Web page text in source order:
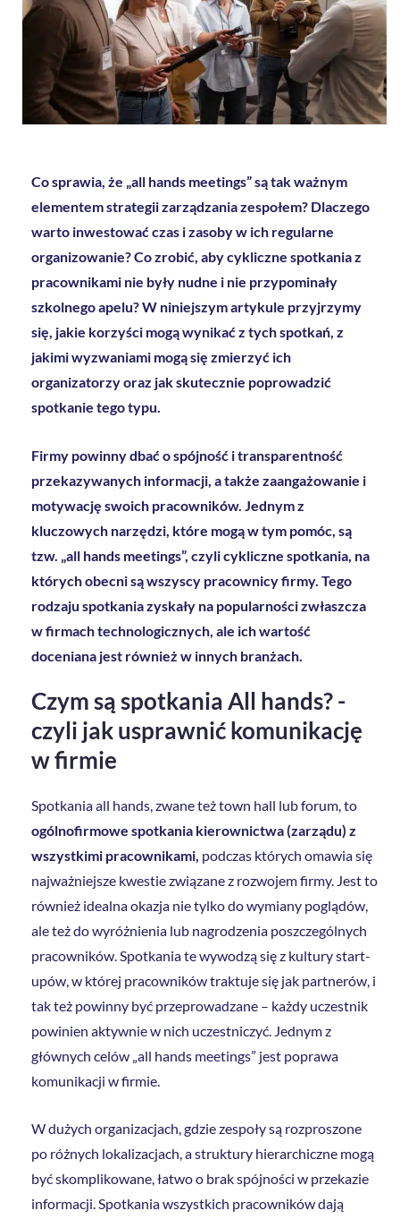
Co sprawia, że „all hands meetings” są tak ważnym
elementem strategii zarządzania zespołem? Dlaczego
warto inwestować czas i zasoby w ich regularne
organizowanie? Co zrobić, aby cykliczne spotkania z
pracownikami nie były nudne i nie przypominały
szkolnego apelu? W niniejszym artykule przyjrzymy
się, jakie korzyści mogą wynikać z tych spotkań, z
jakimi wyzwaniami mogą się zmierzyć ich
organizatorzy oraz jak skutecznie poprowadzić
spotkanie tego typu.
Firmy powinny dbać o spójność i transparentność
przekazywanych informacji, a także zaangażowanie i
motywację swoich pracowników. Jednym z
kluczowych narzędzi, które mogą w tym pomóc, są
tzw. „all hands meetings”, czyli cykliczne spotkania, na
których obecni są wszyscy pracownicy firmy. Tego
rodzaju spotkania zyskały na popularności zwłaszcza
w firmach technologicznych, ale ich wartość
doceniana jest również w innych branżach.
Czym są spotkania All hands? -
czyli jak usprawnić komunikację
w firmie
Spotkania all hands, zwane też town hall lub forum, to
ogólnofirmowe spotkania kierownictwa (zarządu) z
wszystkimi pracownikami, podczas których omawia się
najważniejsze kwestie związane z rozwojem firmy. Jest to
również idealna okazja nie tylko do wymiany poglądów,
ale też do wyróżnienia lub nagrodzenia poszczególnych
pracowników. Spotkania te wywodzą się z kultury start-
upów, w której pracowników traktuje się jak partnerów, i
tak też powinny być przeprowadzane – każdy uczestnik
powinien aktywnie w nich uczestniczyć. Jednym z
głównych celów „all hands meetings” jest poprawa
komunikacji w firmie.
W dużych organizacjach, gdzie zespoły są rozproszone
po różnych lokalizacjach, a struktury hierarchiczne mogą
być skomplikowane, łatwo o brak spójności w przekazie
informacji. Spotkania wszystkich pracowników dają